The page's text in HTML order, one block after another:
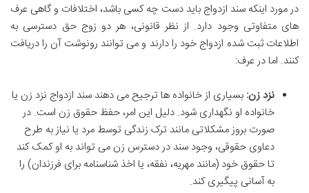
در مورد اینکه سند ازدواج باید دست چه کسی باشد، اختلافات و گاهی عرف
های متفاوتی وجود دارد. از نظر قانونی، هر دو زوج حق دسترسی به
اطلاعات ثبت شده ازدواج خود را دارند و می توانند رونوشت آن را دریافت
کنند. اما در عرف:
نزد زن: بسیاری از خانواده ها ترجیح می دهند سند ازدواج نزد زن یا
خانواده او نگهداری شود. دلیل این امر، حفظ حقوق زن است. در
صورت بروز مشکلاتی مانند ترک زندگی توسط مرد یا نیاز به طرح
دعاوی حقوقی، وجود سند در دسترس زن می تواند به او کمک کند
تا حقوق خود (مانند مهریه، نفقه، یا اخذ شناسنامه برای فرزندان) را
به آسانی پیگیری کند.